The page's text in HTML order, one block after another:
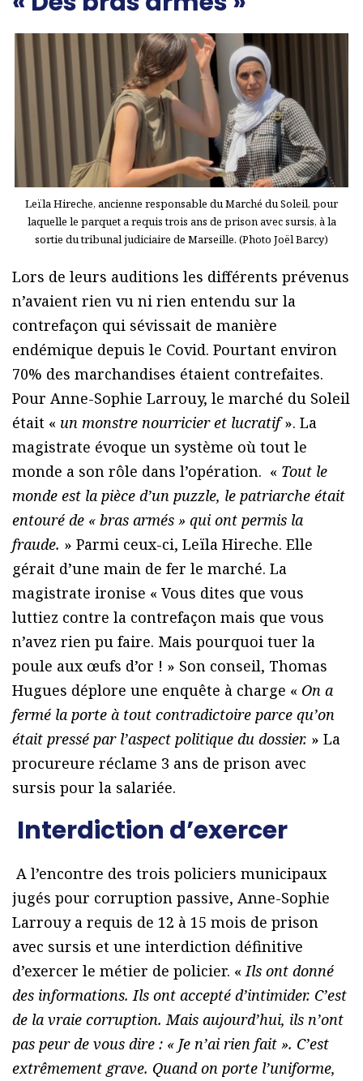
Leïla Hireche, ancienne responsable du Marché du Soleil, pour
laquelle le parquet a requis trois ans de prison avec sursis, à la
sortie du tribunal judiciaire de Marseille. (Photo Joël Barcy)
Lors de leurs auditions les différents prévenus
n’avaient rien vu ni rien entendu sur la
contrefaçon qui sévissait de manière
endémique depuis le Covid. Pourtant environ
70% des marchandises étaient contrefaites.
Pour Anne-Sophie Larrouy, le marché du Soleil
était « un monstre nourricier et lucratif». La
magistrate évoque un système où tout le
monde a son rôle dans l’opération. « Tout le
monde est la pièce d’un puzzle, le patriarche était
entouré de « bras armés » qui ont permis la
fraude. » Parmi ceux-ci, Leïla Hireche. Elle
gérait d’une main de fer le marché. La
magistrate ironise « Vous dites que vous
luttiez contre la contrefaçon mais que vous
n’avez rien pu faire. Mais pourquoi tuer la
poule aux œufs d’or ! » Son conseil, Thomas
Hugues déplore une enquête à charge « On a
fermé la porte à tout contradictoire parce qu’on
était pressé par l’aspect politique du dossier. » La
procureure réclame 3 ans de prison avec
sursis pour la salariée.
Interdiction d’exercer
A l’encontre des trois policiers municipaux
jugés pour corruption passive, Anne-Sophie
Larrouy a requis de 12 à 15 mois de prison
avec sursis et une interdiction définitive
d’exercer le métier de policier. « Ils ont donné
des informations. Ils ont accepté d’intimider. C’est
de la vraie corruption. Mais aujourd’hui, ils n’ont
pas peur de vous dire : « Je n’ai rien fait ». C’est
extrêmement grave. Quand on porte l’uniforme,